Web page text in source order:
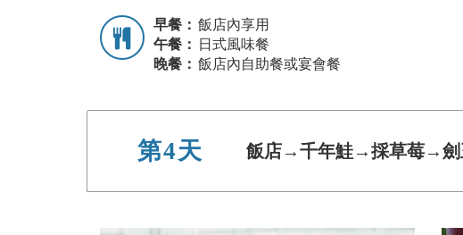
早餐： 飯店內享用
午餐：
日式風味餐
晚餐： 飯店內自助餐或宴會餐
第4天 飯店→千年鮭→採草莓→劍